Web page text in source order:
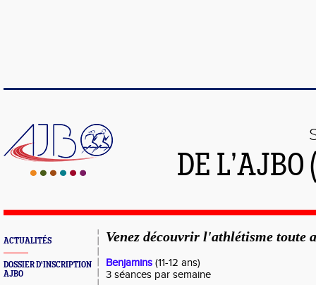
DE
ACTUALITÉS
DOSSIER D'INSCRIPTION
AJBO
Venez découvrir l'athlétisme toute
Benjamins (11-12 ans)
3 séances par semaine